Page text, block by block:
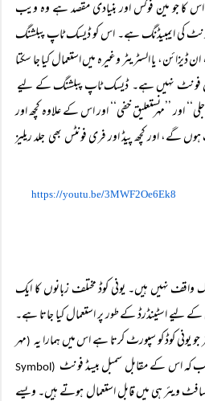
کا جو مین فوکس اور بنیادی مقصد ہے وہ ویب
فونٹ کی ایمبیڈنگ ہے۔ اس کو ڈیسک ٹاپ پبلشنگ
یا السٹریٹر وغیرہ میں استعمال کیا جا سکتا
فونٹ نہیں ہے۔ ڈیسک ٹاپ پبلشنگ کے لیے
اور ’’مہر نستعلیق خفی‘‘ اور اس کے علاوہ کچھ اور
ہوں گے، اور کچھ پیڈ اور فری فونٹس بھی جلد ریلیز
https://youtu.be/3MWF2Oe6Ek8
واقف نہیں ہیں۔ یونی کوڈ مختلف زبانوں کا ایک
کے لیے اسٹینڈرڈ کے طور پر استعمال کیا جاتا ہے۔
یونی کوڈ کو سپورٹ کرتا ہے اس میں ہمارا یہ(مہر
کہ اس کے مقابل سمبل بیسڈ فونٹ
(Symbol
ویئر ہی میں قابل استعمال ہوتے ہیں۔ ویسے